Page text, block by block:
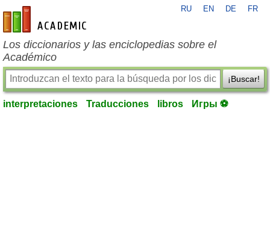
es-academic.com
RU EN DE FR
Los diccionarios y las enciclopedias sobre el
Académico
¡Buscar!
interpretaciones Traducciones libros Игры ⚽